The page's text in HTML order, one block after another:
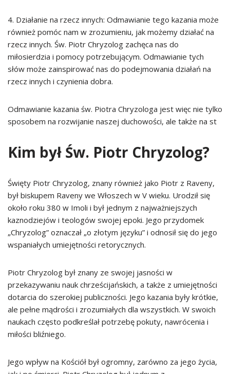
4. Działanie na rzecz innych: Odmawianie tego kazania może
również pomóc nam w zrozumieniu, jak możemy działać na
rzecz innych. Św. Piotr Chryzolog zachęca nas do
miłosierdzia i pomocy potrzebującym. Odmawianie tych
słów może zainspirować nas do podejmowania działań na
rzecz innych i czynienia dobra.
Odmawianie kazania św. Piotra Chryzologa jest więc nie tylko
sposobem na rozwijanie naszej duchowości, ale także na st
Kim był Św. Piotr Chryzolog?
Święty Piotr Chryzolog, znany również jako Piotr z Raveny,
był biskupem Raveny we Włoszech w V wieku. Urodził się
około roku 380 w Imoli i był jednym z najważniejszych
kaznodziejów i teologów swojej epoki. Jego przydomek
„Chryzolog” oznaczał „o złotym języku” i odnosił się do jego
wspaniałych umiejętności retorycznych.
Piotr Chryzolog był znany ze swojej jasności w
przekazywaniu nauk chrześcijańskich, a także z umiejętności
dotarcia do szerokiej publiczności. Jego kazania były krótkie,
ale pełne mądrości i zrozumiałych dla wszystkich. W swoich
naukach często podkreślał potrzebę pokuty, nawrócenia i
miłości bliźniego.
Jego wpływ na Kościół był ogromny, zarówno za jego życia,